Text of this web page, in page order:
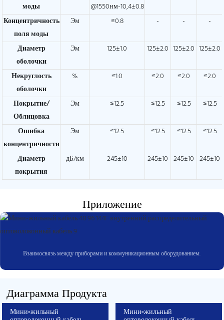
моды
@1550нм-10,4±0.8
Концентричность
поля моды
Эм ≤0.8 - - -
Диаметр
оболочки
Эм 125±1.0 125±2.0 125±2.0 125±2.0
Некруглость
оболочки
% ≤1.0 ≤2.0 ≤2.0 ≤2.0
Покрытие/
Облицовка
Эм ≤12.5 ≤12.5 ≤12.5 ≤12.5
Ошибка
концентричности
Эм ≤12.5 ≤12.5 ≤12.5 ≤12.5
Диаметр
покрытия
дБ/км 245±10 245±10 245±10 245±10
Приложение
Взаимосвязь между приборами и коммуникационным оборудованием.
Диаграмма Продукта
Мини-жильный
Мини-жильный